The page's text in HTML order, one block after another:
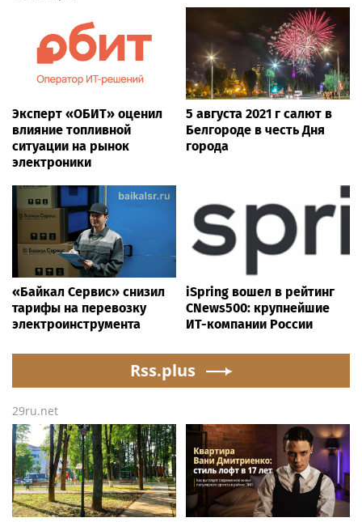
Эксперт «ОБИТ» оценил
влияние топливной
ситуации на рынок
электроники
5 августа 2021 г салют в
Белгороде в честь Дня
города
«Байкал Сервис» снизил
тарифы на перевозку
электроинструмента
iSpring вошел в рейтинг
CNews500: крупнейшие
ИТ-компании России
Rss.plus
29ru.net